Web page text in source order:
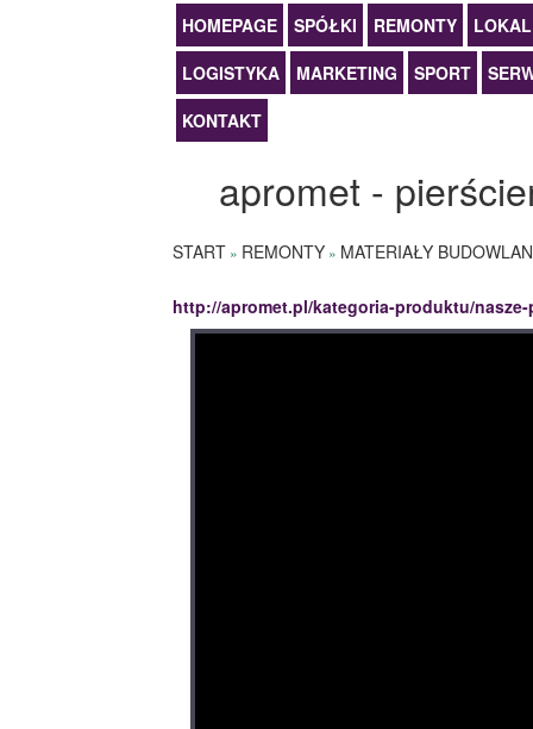
HOMEPAGE SPÓŁKI REMONTY
LOGISTYKA
MARKETING SPORT
KONTAKT
apromet -
START » REMONTY » MATERIAŁY
http://apromet.pl/kategoria-produktu/